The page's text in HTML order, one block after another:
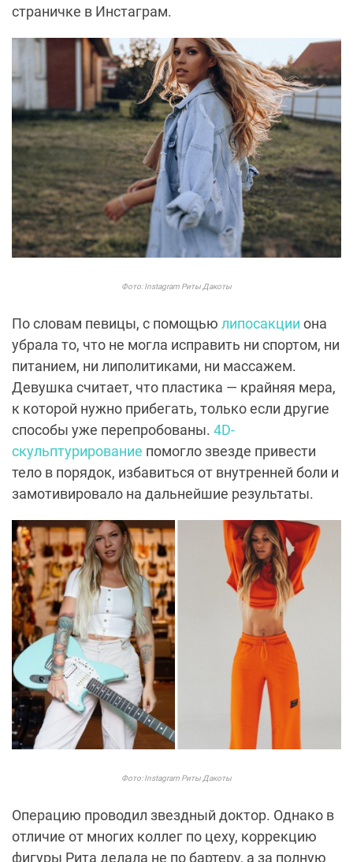
страничке в Инстаграм.
Фото: Instagram Риты Дакоты
По словам певицы, с помощью липосакции она
убрала то, что не могла исправить ни спортом, ни
питанием, ни липолитиками, ни массажем.
Девушка считает, что пластика — крайняя мера,
к которой нужно прибегать, только если другие
способы уже перепробованы. 4D-
скульптурирование помогло звезде привести
тело в порядок, избавиться от внутренней боли и
замотивировало на дальнейшие результаты.
Фото: Instagram Риты Дакоты
Операцию проводил звездный доктор. Однако в
отличие от многих коллег по цеху, коррекцию
фигуры Рита делала не по бартеру, а за полную